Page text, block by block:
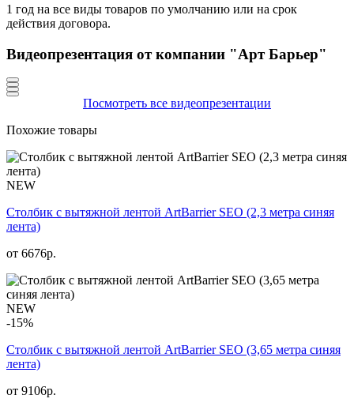
1 год на все виды товаров по умолчанию или на срок
действия договора.
Видеопрезентация от компании "Арт Барьер"
Посмотреть все видеопрезентации
Похожие товары
NEW
Столбик с вытяжной лентой ArtBarrier SEO (2,3 метра синяя
лента)
от 6676р.
NEW
-15%
Столбик с вытяжной лентой ArtBarrier SEO (3,65 метра синяя
лента)
от 9106р.